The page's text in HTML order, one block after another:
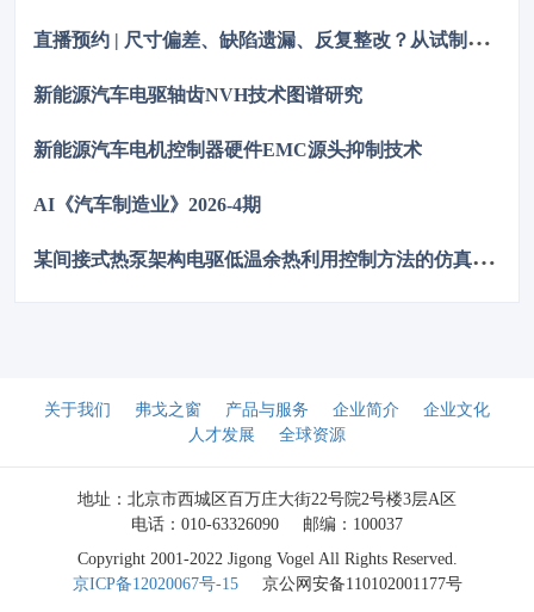
近零，全生命周期成本优势显著，助力国产化替代。
直
播预约 | 尺寸偏差、缺陷遗漏、反复整改？从试制到量产，如何从容应对车身质量挑战
新能源汽车电驱轴齿NVH技术图谱研究
新能源汽车电机控制器硬件EMC源头抑制技术
AI《汽车制造业》2026-4期
某
间接式热泵架构电驱低温余热利用控制方法的仿真优化研究
关于我们 弗戈之窗 产品与服务 企业简介
企业文化
人才发展
全球资源
地址：北京市西城区百万庄大街22号院2号楼3层A区
电话：010-63326090
邮编：100037
Copyright 2001-2022 Jigong Vogel All Rights Reserved.
京ICP备12020067号-15
京公网安备110102001177号